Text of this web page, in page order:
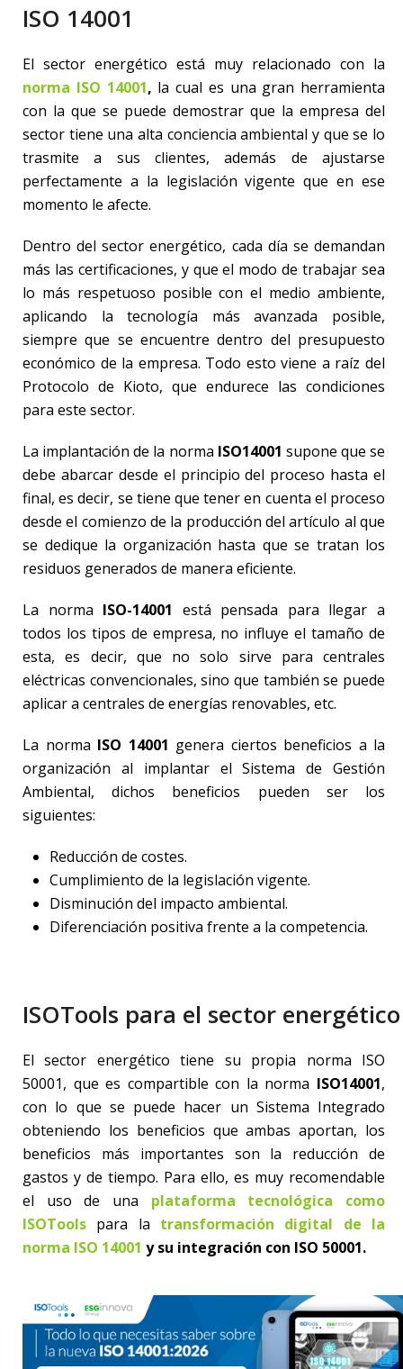
ISO 14001
El sector energético está muy relacionado con la
norma ISO 14001, la cual es una gran herramienta
con la que se puede demostrar que la empresa del
sector tiene una alta conciencia ambiental y que se lo
trasmite a sus clientes, además de ajustarse
perfectamente a la legislación vigente que en ese
momento le afecte.
Dentro del sector energético, cada día se demandan
más las certificaciones, y que el modo de trabajar sea
lo más respetuoso posible con el medio ambiente,
aplicando la tecnología más avanzada posible,
siempre que se encuentre dentro del presupuesto
económico de la empresa. Todo esto viene a raíz del
Protocolo de Kioto, que endurece las condiciones
para este sector.
La implantación de la norma ISO14001 supone que se
debe abarcar desde el principio del proceso hasta el
final, es decir, se tiene que tener en cuenta el proceso
desde el comienzo de la producción del artículo al que
se dedique la organización hasta que se tratan los
residuos generados de manera eficiente.
La norma ISO-14001 está pensada para llegar a
todos los tipos de empresa, no influye el tamaño de
esta, es decir, que no solo sirve para centrales
eléctricas convencionales, sino que también se puede
aplicar a centrales de energías renovables, etc.
La norma ISO 14001 genera ciertos beneficios a la
organización al implantar el Sistema de Gestión
Ambiental, dichos beneficios pueden ser los
siguientes:
Reducción de costes.
Cumplimiento de la legislación vigente.
Disminución del impacto ambiental.
Diferenciación positiva frente a la competencia.
ISOTools para el sector energético
El sector energético tiene su propia norma ISO
50001, que es compartible con la norma ISO14001,
con lo que se puede hacer un Sistema Integrado
obteniendo los beneficios que ambas aportan, los
beneficios más importantes son la reducción de
gastos y de tiempo. Para ello, es muy recomendable
el uso de una plataforma tecnológica como
ISOTools para la transformación digital de la
norma ISO 14001 y su integración con ISO 50001.